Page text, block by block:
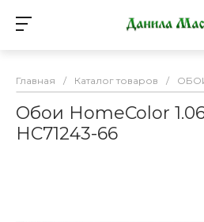
Главная / Каталог товаров /
Обои HomeColor
НС71243-66